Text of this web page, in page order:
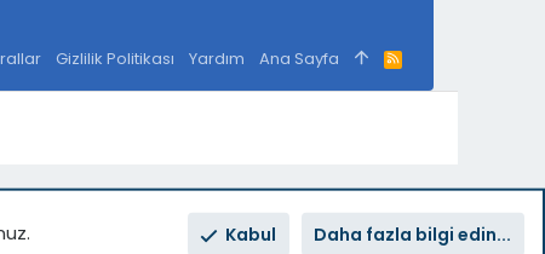
Gizlilik Politikası Yardım Ana Sayfa
R
S
S
Kabul Daha fazla bilgi edin...